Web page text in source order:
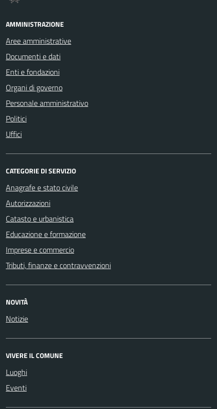
AMMINISTRAZIONE
Aree amministrative
Documenti e dati
Enti e fondazioni
Organi di governo
Personale amministrativo
Politici
Uffici
CATEGORIE DI SERVIZIO
Anagrafe e stato civile
Autorizzazioni
Catasto e urbanistica
Educazione e formazione
Imprese e commercio
Tributi, finanze e contravvenzioni
NOVITÀ
Notizie
VIVERE IL COMUNE
Luoghi
Eventi